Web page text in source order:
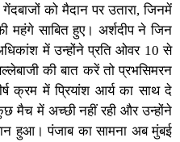
को मैदान पर उतारा, जिनमें
महंगे साबित हुए। अर्शदीप ने जिन
में उन्होंने प्रति ओवर 10 से
की बात करें तो प्रभसिमरन
क्रम में प्रियांश आर्य का साथ दे
मैच में अच्छी नहीं रही और उन्होंने
हुआ। पंजाब का सामना अब मुंबई